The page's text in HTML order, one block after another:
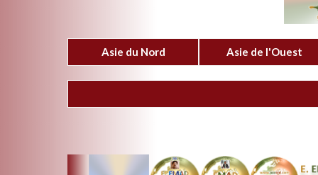
Asie du Nord Asie de l'Ouest